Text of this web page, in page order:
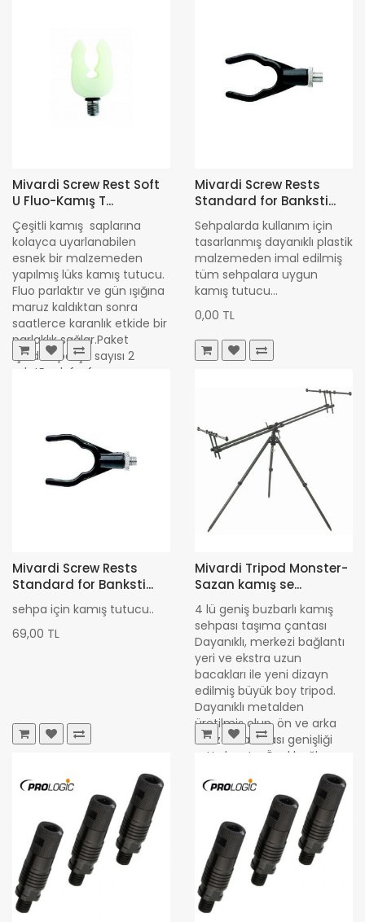
Mivardi Screw Rest Soft
U Fluo-Kamış T...
Çeşitli kamış saplarına
kolayca uyarlanabilen
esnek bir malzemeden
yapılmış lüks kamış tutucu.
Fluo parlaktır ve gün ışığına
maruz kaldıktan sonra
saatlerce karanlık etkide bir
parlaklık sağlar.Paket
içindeki parça sayısı 2
adetRenk fosfo..
Mivardi Screw Rests
Standard for Banksti...
Sehpalarda kullanım için
tasarlanmış dayanıklı plastik
malzemeden imal edilmiş
tüm sehpalara uygun
kamış tutucu...
0,00 TL
Mivardi Screw Rests
Standard for Banksti...
sehpa için kamış tutucu..
69,00 TL
Mivardi Tripod Monster-
Sazan kamış se...
4 lü geniş buzbarlı kamış
sehpası taşıma çantası
Dayanıklı, merkezi bağlantı
yeri ve ekstra uzun
bacakları ile yeni dizayn
edilmiş büyük boy tripod.
Dayanıklı metalden
üretilmiş olup, ön ve arka
buzzer bar arası genişliği
arttırılmıştır. Özel bağla..
9.660,00 TL